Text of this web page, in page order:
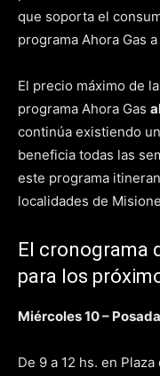
que soporta el
programa Ahora Gas
El precio máximo de
programa Ahora Gas
continúa existiendo
beneficia todas las
este programa
localidades de
El cronograma
para los
Miércoles 10 –
De 9 a 12 hs. en